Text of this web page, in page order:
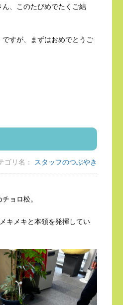
、このたびめでたくご結
すが、まずはおめでとうご
ゴリ名： スタッフのつぶやき
ョロ松。
キメキと本領を発揮してい